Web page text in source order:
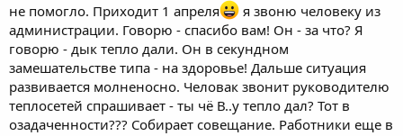
не помогло. Приходит 1 апреля
я звоню человеку из
администрации. Говорю - спасибо вам! Он - за что? Я
говорю - дык тепло дали. Он в секундном
замешательстве типа - на здоровье! Дальше ситуация
развивается молненосно. Человак звонит руководителю
теплосетей спрашивает - ты чё В..у тепло дал? Тот в
озадаченности??? Собирает совещание. Работники еще в